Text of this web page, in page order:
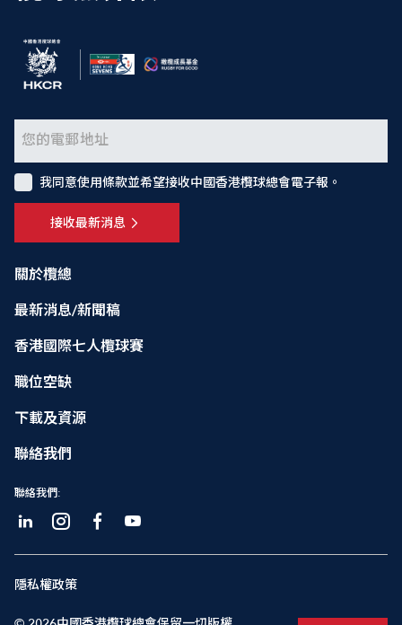
關於欖總
最新消息/新聞稿
香港國際七人欖球賽
職位空缺
下載及資源
聯絡我們
聯絡我們:
接收最新消息
我同意使用條款並希望接收中國香港欖球總會電子報。
隱私權政策